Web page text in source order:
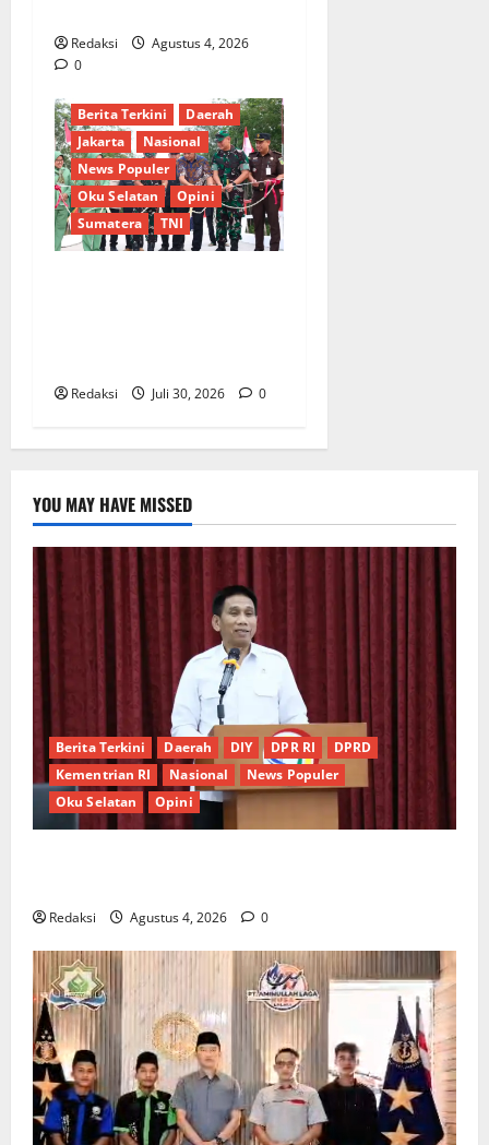
Redaksi
Agustus 4, 2026
0
Berita Terkini
Daerah
Jakarta
Nasional
News Populer
Oku Selatan
Opini
Sumatera
TNI
Redaksi Juli 30, 2026 0
YOU MAY HAVE MISSED
Berita Terkini Daerah DIY DPR RI
DPRD
Kementrian RI
Nasional
News Populer
Oku Selatan
Opini
Redaksi Agustus 4, 2026 0